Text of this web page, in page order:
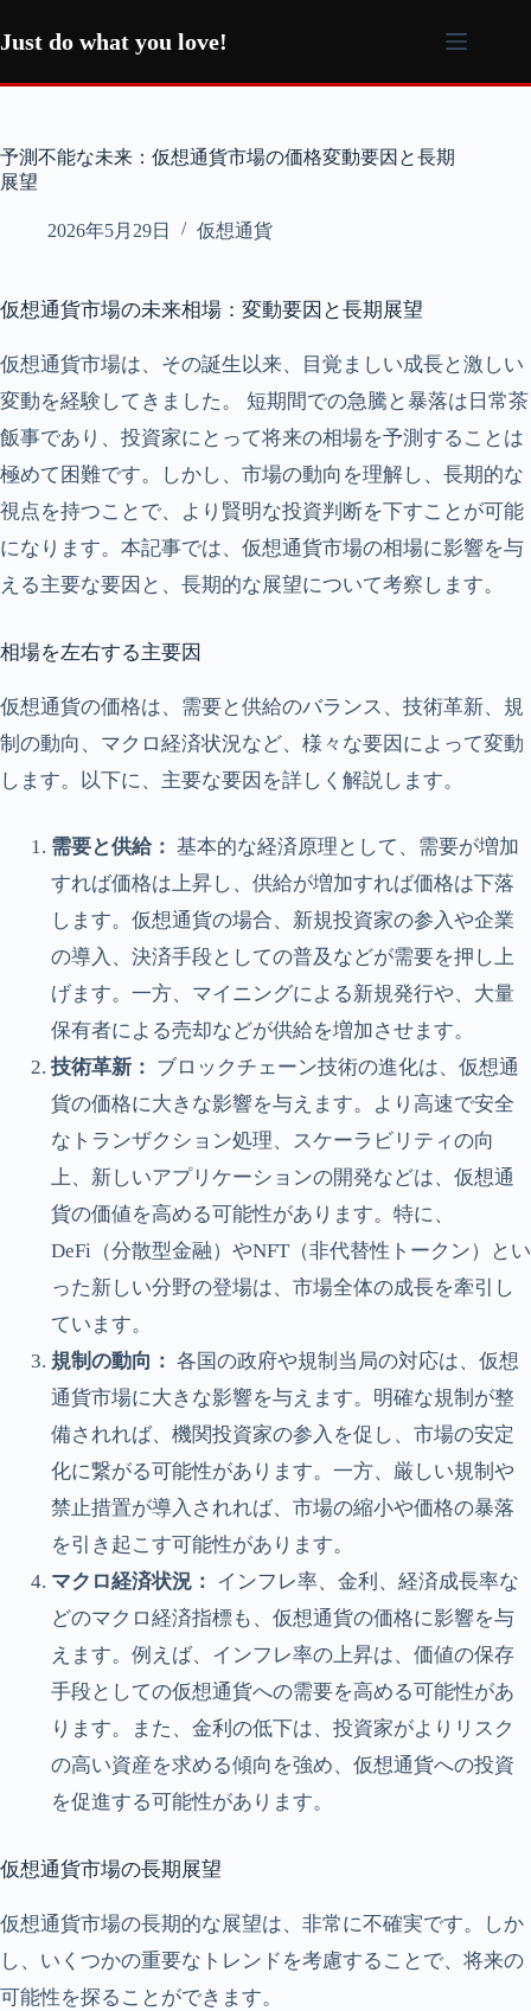
ン
ン
ス
キ
Just do what you love!
予測不能な未来：仮想通貨市場の価格変動要因と長期
展望
2026年5月29日 仮想通貨
仮想通貨市場の未来相場：変動要因と長期展望
仮想通貨市場は、その誕生以来、目覚ましい成長と激しい
変動を経験してきました。 短期間での急騰と暴落は日常茶
飯事であり、投資家にとって将来の相場を予測することは
極めて困難です。しかし、市場の動向を理解し、長期的な
視点を持つことで、より賢明な投資判断を下すことが可能
になります。本記事では、仮想通貨市場の相場に影響を与
える主要な要因と、長期的な展望について考察します。
相場を左右する主要因
仮想通貨の価格は、需要と供給のバランス、技術革新、規
制の動向、マクロ経済状況など、様々な要因によって変動
します。以下に、主要な要因を詳しく解説します。
需要と供給： 基本的な経済原理として、需要が増加
すれば価格は上昇し、供給が増加すれば価格は下落
します。仮想通貨の場合、新規投資家の参入や企業
の導入、決済手段としての普及などが需要を押し上
げます。一方、マイニングによる新規発行や、大量
保有者による売却などが供給を増加させます。
技術革新： ブロックチェーン技術の進化は、仮想通
貨の価格に大きな影響を与えます。より高速で安全
なトランザクション処理、スケーラビリティの向
上、新しいアプリケーションの開発などは、仮想通
貨の価値を高める可能性があります。特に、
DeFi（分散型金融）やNFT（非代替性トークン）とい
った新しい分野の登場は、市場全体の成長を牽引し
ています。
規制の動向： 各国の政府や規制当局の対応は、仮想
通貨市場に大きな影響を与えます。明確な規制が整
備されれば、機関投資家の参入を促し、市場の安定
化に繋がる可能性があります。一方、厳しい規制や
禁止措置が導入されれば、市場の縮小や価格の暴落
を引き起こす可能性があります。
マクロ経済状況： インフレ率、金利、経済成長率な
どのマクロ経済指標も、仮想通貨の価格に影響を与
えます。例えば、インフレ率の上昇は、価値の保存
手段としての仮想通貨への需要を高める可能性があ
ります。また、金利の低下は、投資家がよりリスク
の高い資産を求める傾向を強め、仮想通貨への投資
を促進する可能性があります。
仮想通貨市場の長期展望
仮想通貨市場の長期的な展望は、非常に不確実です。しか
し、いくつかの重要なトレンドを考慮することで、将来の
可能性を探ることができます。